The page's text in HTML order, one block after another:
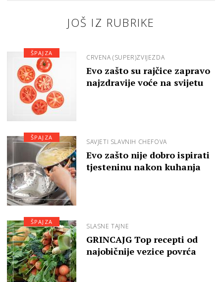
JOŠ IZ RUBRIKE
CRVENA (SUPER)ZVIJEZDA
Evo zašto su rajčice zapravo
najzdravije voće na svijetu
ŠPAJZA
SAVJETI SLAVNIH CHEFOVA
Evo zašto nije dobro ispirati
tjesteninu nakon kuhanja
ŠPAJZA
SLASNE TAJNE
GRINCAJG Top recepti od
najobičnije vezice povrća
ŠPAJZA